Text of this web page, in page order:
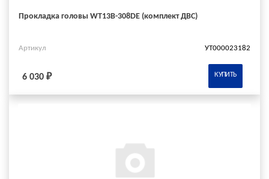
Прокладка головы WT13B-308DE (комплект ДВС)
Артикул УТ000023182
6 030 ₽ КУПИТЬ